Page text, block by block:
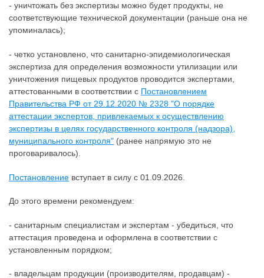
- уничтожать без экспертизы можно будет продукты, не
соответствующие технической документации (раньше она не
упоминалась);
- четко установлено, что санитарно-эпидемиологическая
экспертиза для определения возможности утилизации или
уничтожения пищевых продуктов проводится экспертами,
аттестованными в соответствии с Постановлением
Правительства РФ от 29.12.2020 № 2328 "О порядке
аттестации экспертов, привлекаемых к осуществлению
экспертизы в целях государственного контроля (надзора),
муниципального контроля" (ранее напрямую это не
проговаривалось).
Постановление вступает в силу с 01.09.2026.
До этого времени рекомендуем:
- санитарным специалистам и экспертам - убедиться, что
аттестация проведена и оформлена в соответствии с
установленным порядком;
- владельцам продукции (производителям, продавцам) -